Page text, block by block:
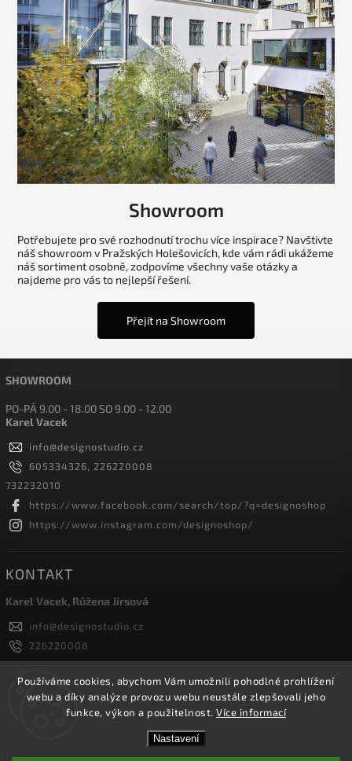
Používáme cookies, abychom Vám umožnili pohodlné prohlížení
webu a díky analýze provozu webu neustále zlepšovali jeho
funkce, výkon a použitelnost. Více informací
Nastavení
Showroom
Potřebujete pro své rozhodnutí trochu více inspirace? Navštivte
náš showroom v Pražských Holešovicích, kde vám rádi ukážeme
náš sortiment osobně, zodpovíme všechny vaše otázky a
najdeme pro vás to nejlepší řešení.
Přejít na Showroom
SHOWROOM
PO-PÁ 9.00 - 18.00 SO 9.00 - 12.00
Karel Vacek
info@designostudio.cz
605334326, 226220008
732232010
https://www.facebook.com/search/top/?q=designoshop
https://www.instagram.com/designoshop/
KONTAKT
Karel Vacek, Růžena Jirsová
info@designostudio.cz
226220008
605334326, 732232010
Designoshop
designoshop
Designoshop. Všechna práva vyhrazena.